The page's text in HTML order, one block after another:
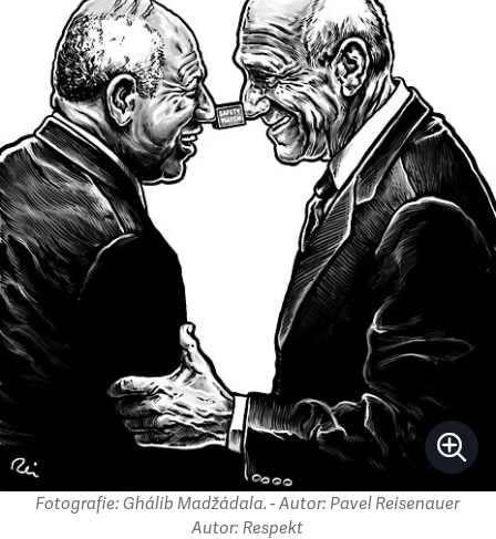
Fotografie: Ghálib Madžádala. - Autor: Pavel Reisenauer
Autor: Respekt